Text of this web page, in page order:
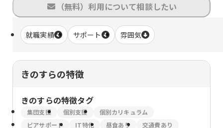
（無料）利用について相談したい
就職実績 サポート 雰囲気
きのすらの特徴
きのすらの特徴タグ
集団支援 個別支援
個別カリキュラム
ピアサポート
IT特化 昼食あり
交通費あり